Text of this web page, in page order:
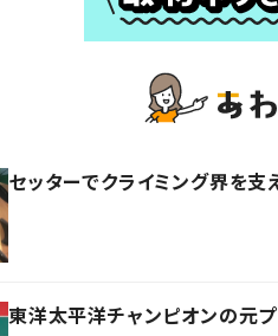
セッターでクライミング界を
東洋太平洋チャンピオンの元